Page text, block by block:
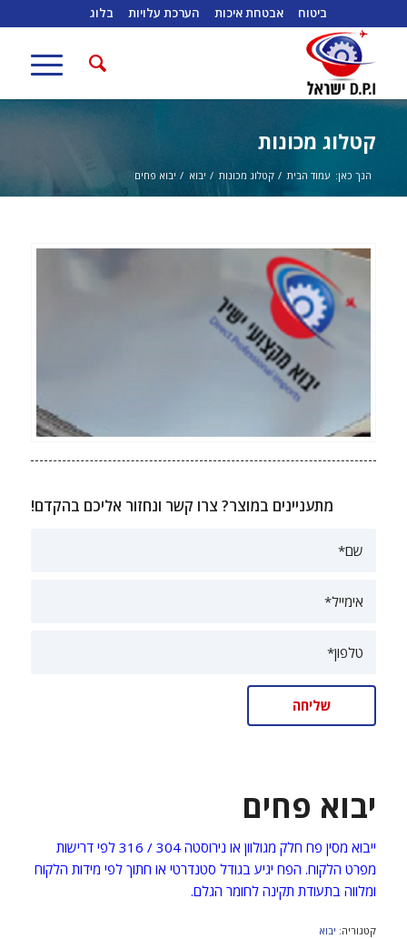
ביטוח אבטחת איכות הערכת עלויות בלוג
קטלוג מכונות
הנך כאן: עמוד הבית / קטלוג מכונות / יבוא / יבוא פחים
מתעניינים במוצר? צרו קשר ונחזור אליכם בהקדם!
יבוא פחים
ייבוא מסין פח חלק מגולוון או נירוסטה 304 / 316 לפי דרישות
מפרט הלקוח. הפח יגיע בגודל סטנדרטי או חתוך לפי מידות הלקוח
ומלווה בתעודת תקינה לחומר הגלם.
קטגוריה: יבוא